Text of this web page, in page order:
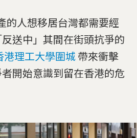
的人想移居台灣都需要經
送中」其間在街頭抗爭的
港理工大學圍城 帶來衝擊
開始意識到留在香港的危